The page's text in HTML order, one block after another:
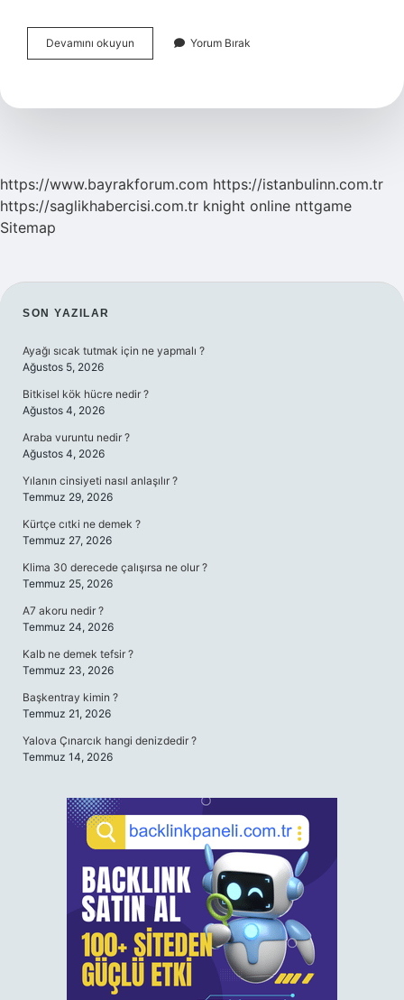
Devamını okuyun
Faydali
Yorum Bırak
https://www.bayrakforum.com https://istanbulinn.com.tr
https://saglikhabercisi.com.tr knight online nttgame
Sitemap
SIDEBAR
SON YAZILAR
Ayağı sıcak tutmak için ne yapmalı ?
Ağustos 5, 2026
Bitkisel kök hücre nedir ?
Ağustos 4, 2026
Araba vuruntu nedir ?
Ağustos 4, 2026
Yılanın cinsiyeti nasıl anlaşılır ?
Temmuz 29, 2026
Kürtçe cıtki ne demek ?
Temmuz 27, 2026
Klima 30 derecede çalışırsa ne olur ?
Temmuz 25, 2026
A7 akoru nedir ?
Temmuz 24, 2026
Kalb ne demek tefsir ?
Temmuz 23, 2026
Başkentray kimin ?
Temmuz 21, 2026
Yalova Çınarcık hangi denizdedir ?
Temmuz 14, 2026